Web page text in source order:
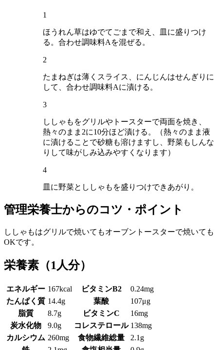
1
ほうれん草はゆでてごまで和え、皿に盛りつけ
る。合わせ調味料Aを混ぜる。
2
たまねぎは薄くスライス、にんじんはせんぎりに
して、合わせ調味料Aに漬ける。
3
ししゃもをグリルやトースターで両面を焼き、
熱々のまま2に10分ほど漬ける。（熱々のまま液
に漬けることで砂糖も溶けますし、野菜もしんな
りして味がしみ込みやすくなります）
4
皿に野菜とししゃもを盛りつけできあがり。
管理栄養士からのコツ・ポイント
ししゃもはグリルで焼いてもオーブントースターで焼いても
OKです。
栄養素 （1人分）
エネルギー 167kcal ビタミンB2
0.24mg
たんぱく質 14.4g 葉酸
107μg
脂質
8.7g ビタミンC
16mg
炭水化物
9.0g コレステロール 138mg
カルシウム 260mg 食物繊維総量
2.1g